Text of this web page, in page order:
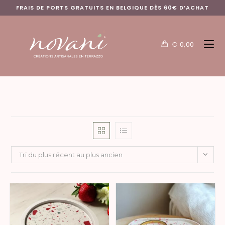
FRAIS DE PORTS GRATUITS EN BELGIQUE DÈS 60€ D’ACHAT
€ 0,00
Tri du plus récent au plus ancien